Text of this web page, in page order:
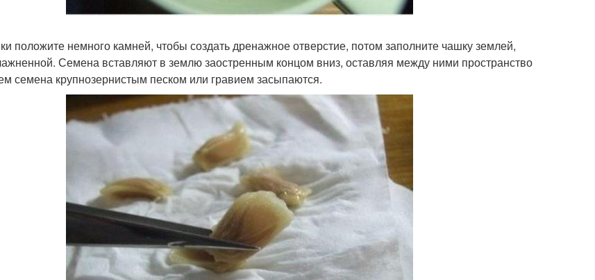
положите немного камней, чтобы создать дренажное отверстие, потом заполните чашку землей,
Семена вставляют в землю заостренным концом вниз, оставляя между ними пространство
семена крупнозернистым песком или гравием засыпаются.